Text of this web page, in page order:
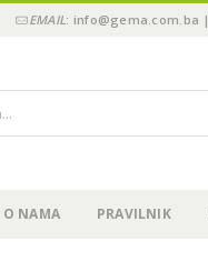
EMAIL: info@gema.com.ba |
O NAMA PRAVILNIK